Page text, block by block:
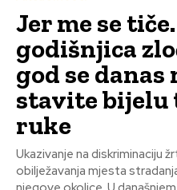
Jer me se
godišnjica
god se
stavite bijelu
ruke
Ukazivanje na diskriminaciju
obilježavanja mjesta